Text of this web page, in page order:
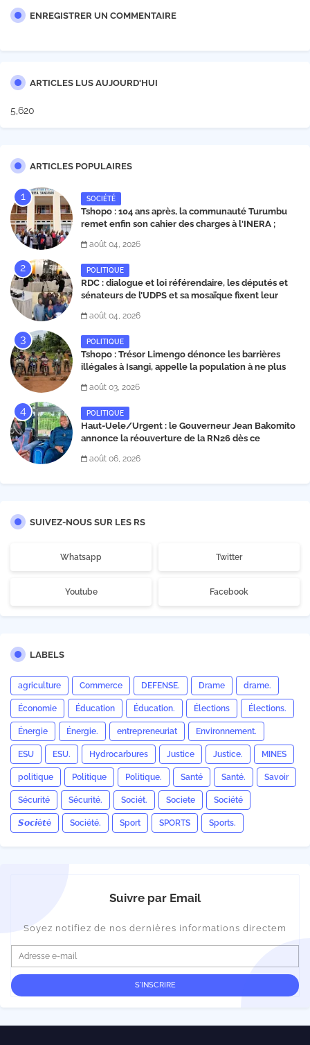
ENREGISTRER UN COMMENTAIRE
ARTICLES LUS AUJOURD'HUI
5,620
ARTICLES POPULAIRES
SOCIÉTÉ
Tshopo : 104 ans après, la communauté Turumbu
remet enfin son cahier des charges à l'INERA ;
août 04, 2026
POLITIQUE
RDC : dialogue et loi référendaire, les députés et
sénateurs de l’UDPS et sa mosaïque fixent leur
Matata
août 04, 2026
POLITIQUE
Tshopo : Trésor Limengo dénonce les barrières
illégales à Isangi, appelle la population à ne plus
août 03, 2026
POLITIQUE
Haut-Uele/Urgent : le Gouverneur Jean Bakomito
annonce la réouverture de la RN26 dès ce
août 06, 2026
SUIVEZ-NOUS SUR LES RS
Whatsapp Twitter
Youtube Facebook
LABELS
agriculture Commerce DEFENSE. Drame drame.
Économie Éducation Éducation. Élections Élections.
Énergie Énergie. entrepreneuriat Environnement.
ESU ESU. Hydrocarbures Justice Justice. MINES
politique Politique Politique. Santé Santé. Savoir
Sécurité Sécurité. Sociét. Societe Société
𝙎𝙤𝙘𝙞é𝙩é Société. Sport SPORTS Sports.
Suivre par Email
Soyez notifiez de nos dernières informations directem